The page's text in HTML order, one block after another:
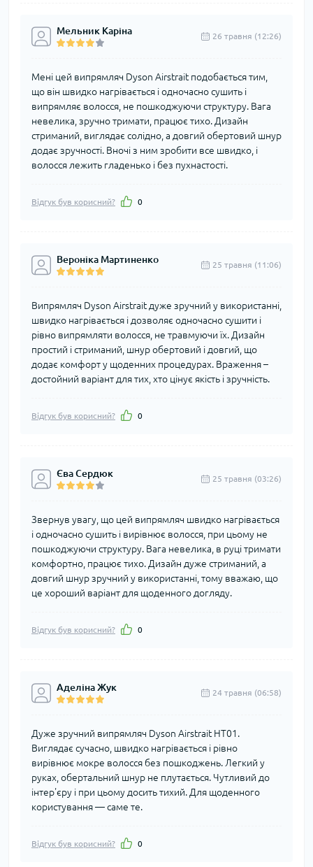
Мельник Каріна 26 травня (12:26)
Мені цей випрямляч Dyson Airstrait подобається тим,
що він швидко нагрівається і одночасно сушить і
випрямляє волосся, не пошкоджуючи структуру. Вага
невелика, зручно тримати, працює тихо. Дизайн
стриманий, виглядає солідно, а довгий обертовий шнур
додає зручності. Вночі з ним зробити все швидко, і
волосся лежить гладенько і без пухнастості.
Відгук був корисний? 0
Вероніка Мартиненко 25 травня (11:06)
Випрямляч Dyson Airstrait дуже зручний у використанні,
швидко нагрівається і дозволяє одночасно сушити і
рівно випрямляти волосся, не травмуючи їх. Дизайн
простий і стриманий, шнур обертовий і довгий, що
додає комфорт у щоденних процедурах. Враження –
достойний варіант для тих, хто цінує якість і зручність.
Відгук був корисний? 0
Єва Сердюк 25 травня (03:26)
Звернув увагу, що цей випрямляч швидко нагрівається
і одночасно сушить і вирівнює волосся, при цьому не
пошкоджуючи структуру. Вага невелика, в руці тримати
комфортно, працює тихо. Дизайн дуже стриманий, а
довгий шнур зручний у використанні, тому вважаю, що
це хороший варіант для щоденного догляду.
Відгук був корисний? 0
Аделіна Жук 24 травня (06:58)
Дуже зручний випрямляч Dyson Airstrait HT01.
Виглядає сучасно, швидко нагрівається і рівно
вирівнює мокре волосся без пошкоджень. Легкий у
руках, обертальний шнур не плутається. Чутливий до
інтер'єру і при цьому досить тихий. Для щоденного
користування — саме те.
Відгук був корисний? 0